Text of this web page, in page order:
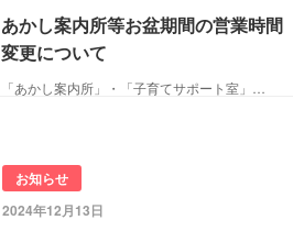
あかし案内所等お盆期間の営業時間
変更について
「あかし案内所」・「子育てサポート室」…
お知らせ
2024年12月13日